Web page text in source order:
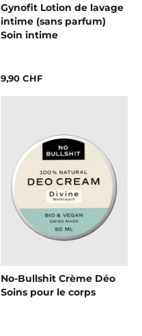
Gynofit Lotion de lavage
intime (sans parfum)
Soin intime
9,90 CHF
No-Bullshit Crème Déo
Soins pour le corps